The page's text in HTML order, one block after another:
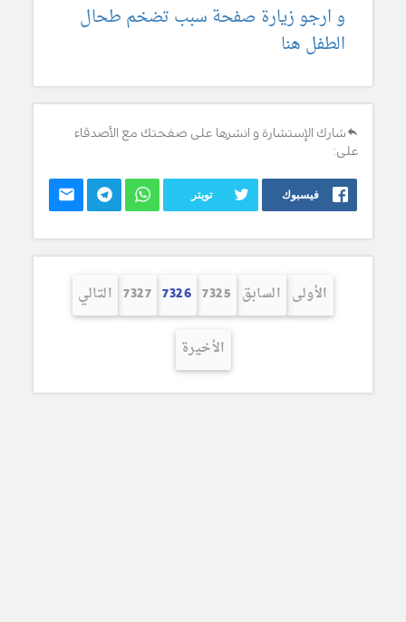
و ارجو زيارة صفحة سبب تضخم طحال
الطفل هنا
شارك الإستشارة و انشرها على صفحتك مع الأصدقاء
على:
فيسبوك تويتر
الأولى السابق 7325
7326
7327 التالي
الأخيرة